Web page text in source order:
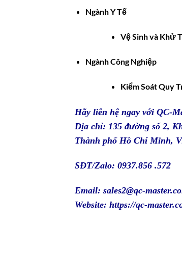
Ngành Y Tế
Vệ Sinh và Khử
Ngành Công Nghiệp
Kiểm Soát Quy
Hãy liên hệ ngay với QC-
Địa chỉ: 135 đường số 2,
Thành phố Hồ Chí Minh,
SĐT/Zalo: 0937.856 .572
Email: sales2@qc-
Website: https://qc-